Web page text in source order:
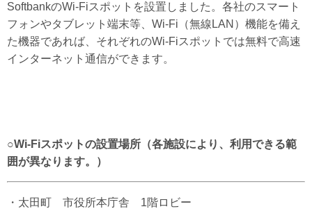
SoftbankのWi-Fiスポットを設置しました。各社のスマート
フォンやタブレット端末等、Wi-Fi（無線LAN）機能を備え
た機器であれば、それぞれのWi-Fiスポットでは無料で高速
インターネット通信ができます。
○Wi-Fiスポットの設置場所（各施設により、利用できる範
囲が異なります。）
・太田町 市役所本庁舎 1階ロビー